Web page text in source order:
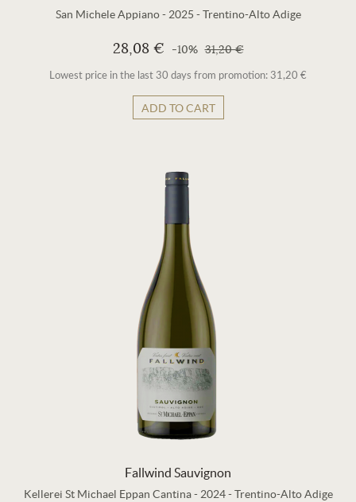
San Michele Appiano - 2025 -Trentino-Alto Adige
28,08 € -10% 31,20 €
Lowest price in the last 30 days from promotion: 31,20 €
ADD TO CART
Fallwind Sauvignon
Kellerei St Michael Eppan Cantina - 2024-Trentino-Alto Adige